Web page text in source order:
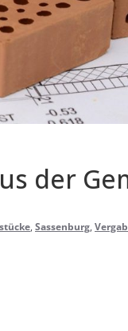
der
, Sassenburg,